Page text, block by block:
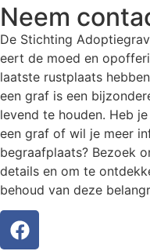
Neem
De Stichting
eert de moed en
laatste rustplaats
een graf is een
levend te houden. Heb
een graf of wil je meer
begraafplaats? Bezoek
details en om te
behoud van deze